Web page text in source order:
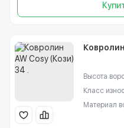
Высота
Класс
Материал